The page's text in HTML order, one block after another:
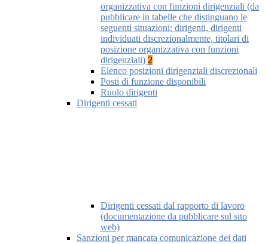
organizzativa con funzioni dirigenziali (da
pubblicare in tabelle che distinguano le
seguenti situazioni: dirigenti, dirigenti
individuati discrezionalmente, titolari di
posizione organizzativa con funzioni
dirigenziali) 2
Elenco posizioni dirigenziali discrezionali
Posti di funzione disponibili
Ruolo dirigenti
Dirigenti cessati
Dirigenti cessati dal rapporto di lavoro
(documentazione da pubblicare sul sito
web)
Sanzioni per mancata comunicazione dei dati